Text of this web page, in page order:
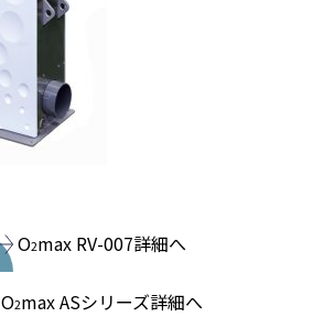
O2max RV-007詳細へ
O2max ASシリーズ詳細へ